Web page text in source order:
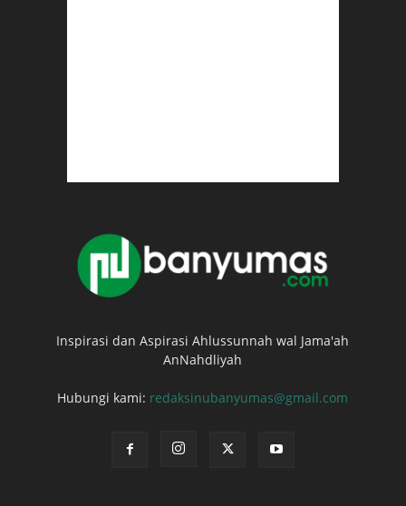
Inspirasi dan Aspirasi Ahlussunnah wal Jama'ah
AnNahdliyah
Hubungi kami: redaksinubanyumas@gmail.com